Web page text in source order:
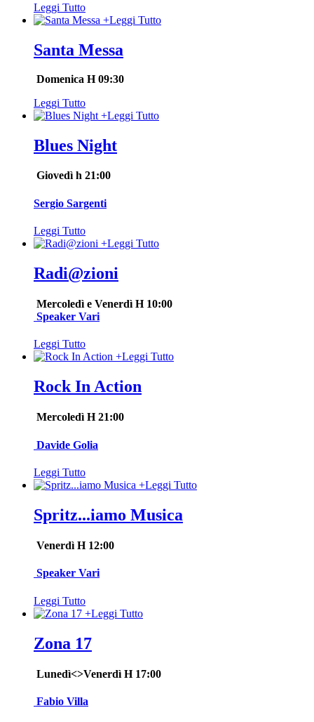
Leggi Tutto
+Leggi Tutto
Santa Messa
Domenica H 09:30
Leggi Tutto
+Leggi Tutto
Blues Night
Giovedì h 21:00
Sergio Sargenti
Leggi Tutto
+Leggi Tutto
Radi@zioni
Mercoledì e Venerdì H 10:00
Speaker Vari
Leggi Tutto
+Leggi Tutto
Rock In Action
Mercoledì H 21:00
Davide Golia
Leggi Tutto
+Leggi Tutto
Spritz...iamo Musica
Venerdì H 12:00
Speaker Vari
Leggi Tutto
+Leggi Tutto
Zona 17
Lunedì<>Venerdì H 17:00
Fabio Villa